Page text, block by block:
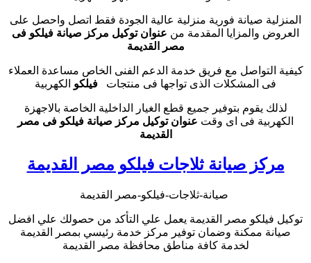
المنزلية صيانة فورية منزلية عالية الجودة فقط اتصل واحصل على
العروض والمزايا المقدمة من عنوان توكيل مركز صيانة فيلكو فى
مصر القديمة
كيفية التواصل مع فريق خدمة الدعم الفنى الخاص مساعدة العملاء
فى المشكلات الذى تواجها فى منتجات فيلكو الكهربية
لذلك يقوم بتوفير جميع قطع الغيار الداخلية الخاصة بالاجهزة
الكهربية فى اى وقت عنوان توكيل مركز صيانة فيلكو فى مصر
القديمة
مركز صيانة ثلاجات فيلكو مصر القديمة
صيانة-ثلاجات-فيلكو-مصر القديمة
توكيل فيلكو مصر القديمة يعمل علي التأكد من حصولك علي افضل
صيانة ممكنة وضمان توفير مركز خدمة رئيسي بمصر القديمة
لخدمة كافة مناطق محافظة مصر القديمة